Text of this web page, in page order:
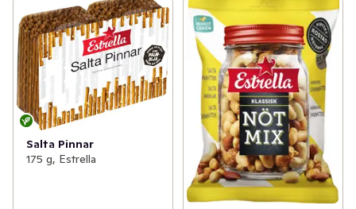
Salta Pinnar
175 g, Estrella